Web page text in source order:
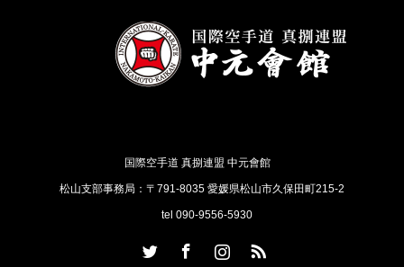
国際空手道 真捌連盟 中元會館
松山支部事務局：〒791-8035 愛媛県松山市久保田町215-2
tel 090-9556-5930